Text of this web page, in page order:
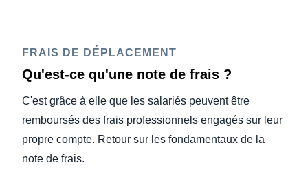
FRAIS DE DÉPLACEMENT
Qu'est-ce qu'une note de frais ?
C'est grâce à elle que les salariés peuvent être
remboursés des frais professionnels engagés sur leur
propre compte. Retour sur les fondamentaux de la
note de frais.